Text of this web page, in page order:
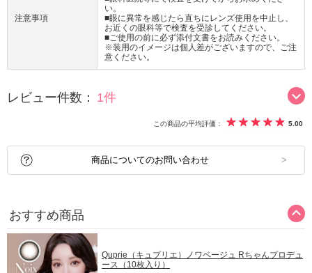
注意事項
い。
■眼に異常を感じたら直ちにレンズ使用を中止し、
お近くの眼科等で検査を受診してください。
■ご使用の前に必ず添付文書をお読みください。
※装用のイメージは個人差がございますので、ご注
意ください。
レビュー件数： 1件
この商品の平均評価： 5.00
商品についてのお問い合わせ
おすすめ商品
Quprie（キュプリエ）ノワベージュ Rちゃんプロデュ
ース（10枚入り）